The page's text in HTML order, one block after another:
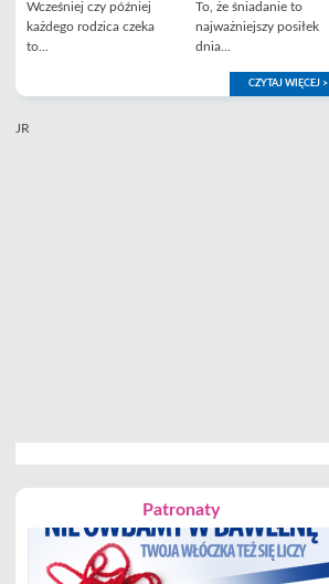
Wcześniej czy później
każdego rodzica czeka
to...
To, że śniadanie to
najważniejszy posiłek
dnia...
CZYTAJ WIĘCEJ >
JR
Patronaty